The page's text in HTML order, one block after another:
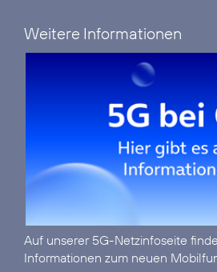
Weitere Informationen
Auf unserer 5G-Netzinfoseite
Informationen zum neuen